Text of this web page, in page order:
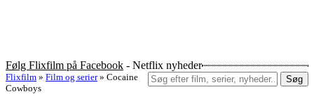
Følg Flixfilm på Facebook - Netflix nyheder
Søg
Flixfilm » Film og serier » Cocaine
Cowboys